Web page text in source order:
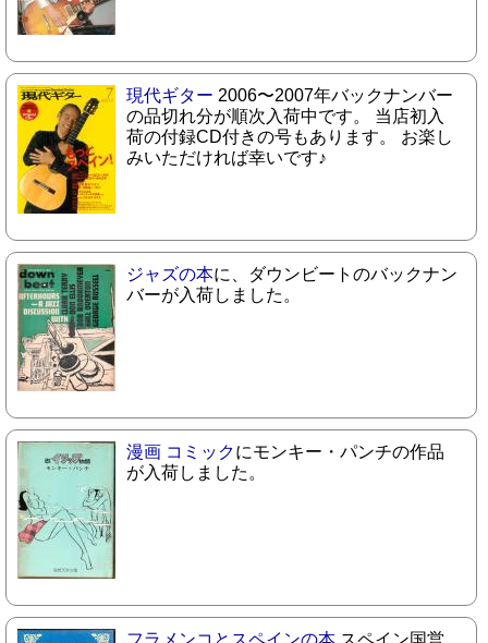
現代ギター 2006〜2007年バックナンバー
の品切れ分が順次入荷中です。 当店初入
荷の付録CD付きの号もあります。 お楽し
みいただければ幸いです♪
ジャズの本に、ダウンビートのバックナン
バーが入荷しました。
漫画 コミックにモンキー・パンチの作品
が入荷しました。